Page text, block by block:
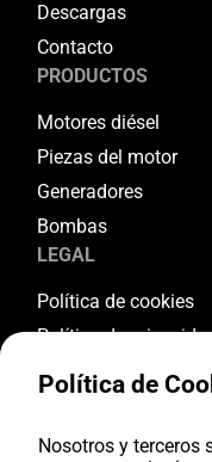
Descargas
Contacto
PRODUCTOS
Motores diésel
Piezas del motor
Generadores
Bombas
LEGAL
Política de cookies
Política de
Términos y
Condiciones de
Política de
Nosotros y terceros